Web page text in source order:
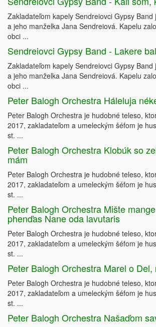
Zakladateľom kapely Sendreiovci Gypsy
a jeho manželka Jana Sendreiová. Kapelu
obci ...
Sendreiovci Gypsy Band - Lakere
Zakladateľom kapely Sendreiovci Gypsy
a jeho manželka Jana Sendreiová. Kapelu
obci ...
Peter Balogh Orchestra Háleluja
Peter Balogh Orchestra je hudobné teleso,
2017, zakladateľom a umeleckým šéfom je
st. ...
Peter Balogh Orchestra Klobúk so
mám
Peter Balogh Orchestra je hudobné teleso,
2017, zakladateľom a umeleckým šéfom je
st. ...
Peter Balogh Orchestra Mište
phenďas Nane oda lavutaris
Peter Balogh Orchestra je hudobné teleso,
2017, zakladateľom a umeleckým šéfom je
st. ...
Peter Balogh Orchestra Marel o Del,
Peter Balogh Orchestra je hudobné teleso,
2017, zakladateľom a umeleckým šéfom je
st. ...
Peter Balogh Orchestra Našaďom